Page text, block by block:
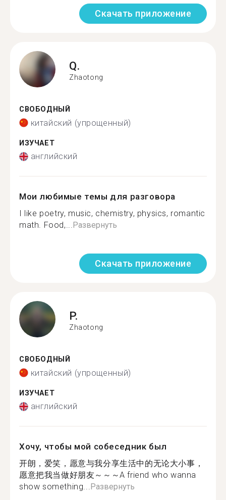
Скачать приложение
Q.
Zhaotong
СВОБОДНЫЙ
китайский (упрощенный)
ИЗУЧАЕТ
английский
Мои любимые темы для разговора
I like poetry, music, chemistry, physics, romantic
math. Food,...Развернуть
Скачать приложение
P.
Zhaotong
СВОБОДНЫЙ
китайский (упрощенный)
ИЗУЧАЕТ
английский
Хочу, чтобы мой собеседник был
开朗，爱笑，愿意与我分享生活中的无论大小事，
愿意把我当做好朋友～～～A friend who wanna
show something...Развернуть